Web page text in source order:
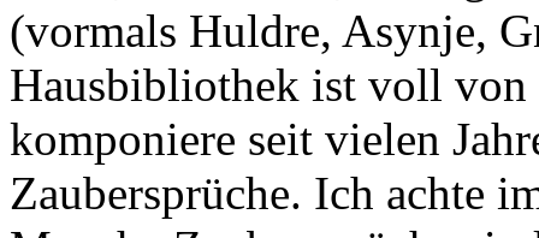
(vormals Huldre, Asynje,
Hausbibliothek ist voll
komponiere seit vielen
Zaubersprüche. Ich achte